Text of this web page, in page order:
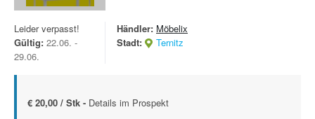
Leider verpasst!
Gültig: 22.06. -
29.06.
Händler: Möbelix
Stadt:
Ternitz
€ 20,00 / Stk - Details im Prospekt